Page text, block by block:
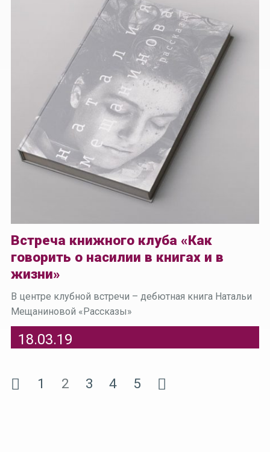
Встреча книжного клуба «Как
говорить о насилии в книгах и в
жизни»
В центре клубной встречи – дебютная книга Натальи
Мещаниновой «Рассказы»
18.03.19
1 2 3 4 5